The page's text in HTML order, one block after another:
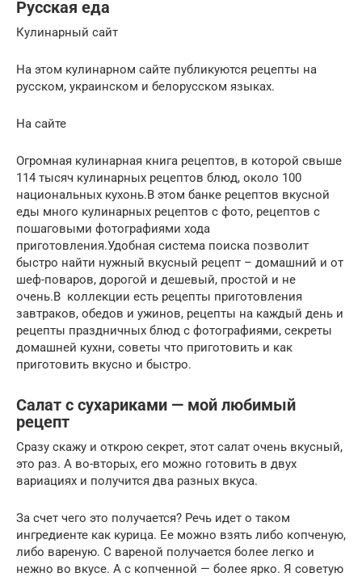
Русская еда
Кулинарный сайт
На этом кулинарном сайте публикуются рецепты на
русском, украинском и белорусском языках.
На сайте
Огромная кулинарная книга рецептов, в которой свыше
114 тысяч кулинарных рецептов блюд, около 100
национальных кухонь.В этом банке рецептов вкусной
еды много кулинарных рецептов с фото, рецептов с
пошаговыми фотографиями хода
приготовления.Удобная система поиска позволит
быстро найти нужный вкусный рецепт – домашний и от
шеф-поваров, дорогой и дешевый, простой и не
очень.В коллекции есть рецепты приготовления
завтраков, обедов и ужинов, рецепты на каждый день и
рецепты праздничных блюд с фотографиями, секреты
домашней кухни, советы что приготовить и как
приготовить вкусно и быстро.
Салат с сухариками — мой любимый
рецепт
Сразу скажу и открою секрет, этот салат очень вкусный,
это раз. А во-вторых, его можно готовить в двух
вариациях и получится два разных вкуса.
За счет чего это получается? Речь идет о таком
ингредиенте как курица. Ее можно взять либо копченую,
либо вареную. С вареной получается более легко и
нежно во вкусе. А с копченной — более ярко. Я советую